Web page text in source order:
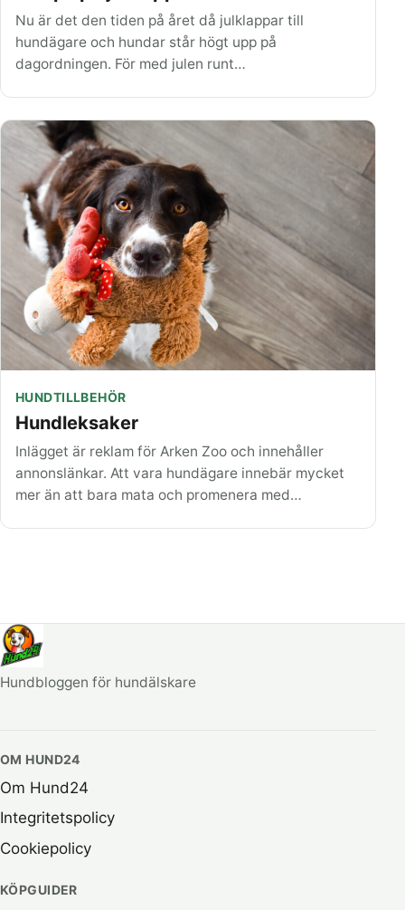
Nu är det den tiden på året då julklappar till
hundägare och hundar står högt upp på
dagordningen. För med julen runt…
HUNDTILLBEHÖR
Hundleksaker
Inlägget är reklam för Arken Zoo och innehåller
annonslänkar. Att vara hundägare innebär mycket
mer än att bara mata och promenera med…
Hundbloggen för hundälskare
OM HUND24
Om Hund24
Integritetspolicy
Cookiepolicy
KÖPGUIDER